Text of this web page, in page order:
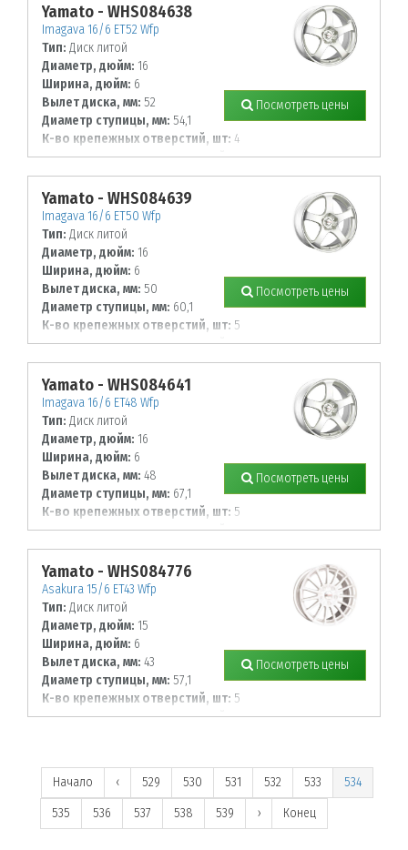
Yamato - WHS084638
Imagava 16/6 ET52 Wfp
Тип: Диск литой
Диаметр, дюйм: 16
Ширина, дюйм: 6
Вылет диска, мм: 52
Диаметр ступицы, мм: 54,1
К-во крепежных отверстий, шт: 4
Диаметр располож. отверстий, мм:
100
Посмотреть цены
Yamato - WHS084639
Imagava 16/6 ET50 Wfp
Тип: Диск литой
Диаметр, дюйм: 16
Ширина, дюйм: 6
Вылет диска, мм: 50
Диаметр ступицы, мм: 60,1
К-во крепежных отверстий, шт: 5
Диаметр располож. отверстий, мм:
114,3
Посмотреть цены
Yamato - WHS084641
Imagava 16/6 ET48 Wfp
Тип: Диск литой
Диаметр, дюйм: 16
Ширина, дюйм: 6
Вылет диска, мм: 48
Диаметр ступицы, мм: 67,1
К-во крепежных отверстий, шт: 5
Диаметр располож. отверстий, мм:
114,3
Посмотреть цены
Yamato - WHS084776
Asakura 15/6 ET43 Wfp
Тип: Диск литой
Диаметр, дюйм: 15
Ширина, дюйм: 6
Вылет диска, мм: 43
Диаметр ступицы, мм: 57,1
К-во крепежных отверстий, шт: 5
Диаметр располож. отверстий, мм:
Посмотреть цены
Начало ‹ 529 530 531 532 533
534
535
536 537 538 539 › Конец